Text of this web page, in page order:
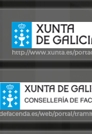
http://www.xunta.es/
web/portal/